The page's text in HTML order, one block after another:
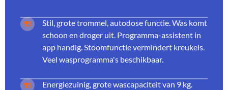
Stil, grote trommel, autodose functie. Was komt
schoon en droger uit. Programma-assistent in
app handig. Stoomfunctie vermindert kreukels.
Veel wasprogramma's beschikbaar.
Energiezuinig, grote wascapaciteit van 9 kg.